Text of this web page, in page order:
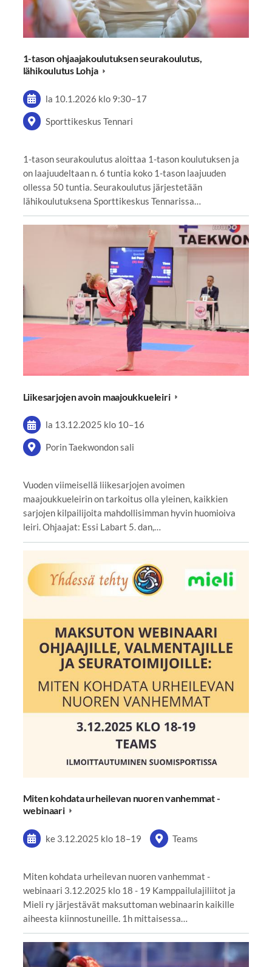
1-tason ohjaajakoulutuksen seurakoulutus,
lähikoulutus Lohja
la 10.1.2026 klo 9:30–17
Sporttikeskus Tennari
1-tason seurakoulutus aloittaa 1-tason koulutuksen ja
on laajuudeltaan n. 6 tuntia koko 1-tason laajuuden
ollessa 50 tuntia. Seurakoulutus järjestetään
lähikoulutuksena Sporttikeskus Tennarissa…
Liikesarjojen avoin maajoukkueleiri
la 13.12.2025 klo 10–16
Porin Taekwondon sali
Vuoden viimeisellä liikesarjojen avoimen
maajoukkueleirin on tarkoitus olla yleinen, kaikkien
sarjojen kilpailijoita mahdollisimman hyvin huomioiva
leiri. Ohjaajat: Essi Labart 5. dan,…
Miten kohdata urheilevan nuoren vanhemmat -
webinaari
ke 3.12.2025 klo 18–19 Teams
Miten kohdata urheilevan nuoren vanhemmat -
webinaari 3.12.2025 klo 18 - 19 Kamppailulajiliitot ja
Mieli ry järjestävät maksuttoman webinaarin kaikille
aiheesta kiinnostuneille. 1h mittaisessa…